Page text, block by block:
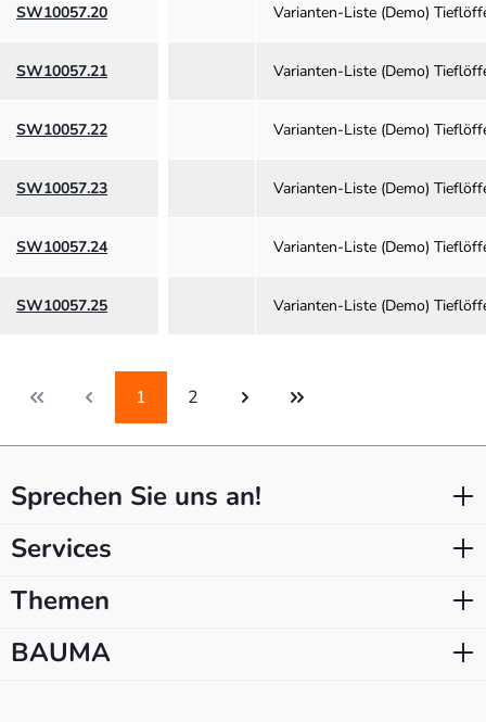
SW10057.20
SW10057.21
SW10057.22
SW10057.23
SW10057.24
SW10057.25
Varianten-Liste (Demo)
Varianten-Liste (Demo)
Varianten-Liste (Demo)
Varianten-Liste (Demo)
Varianten-Liste (Demo)
Varianten-Liste (Demo)
Seite
1 Seite
2
Sprechen Sie uns an!
Services
Themen
BAUMA